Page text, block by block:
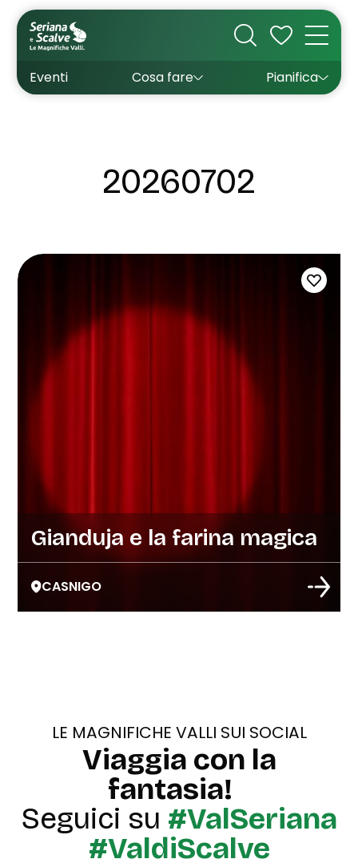
Eventi Cosa fare
Cultura
Outdoor
Pianifica
Dove dormire
Come arrivare
Come muoversi
Wishlist
20260702
Gianduja e la farina magica
CASNIGO
LE MAGNIFICHE VALLI SUI SOCIAL
Viaggia con la
fantasia!
Seguici su #ValSeriana
#ValdiScalve